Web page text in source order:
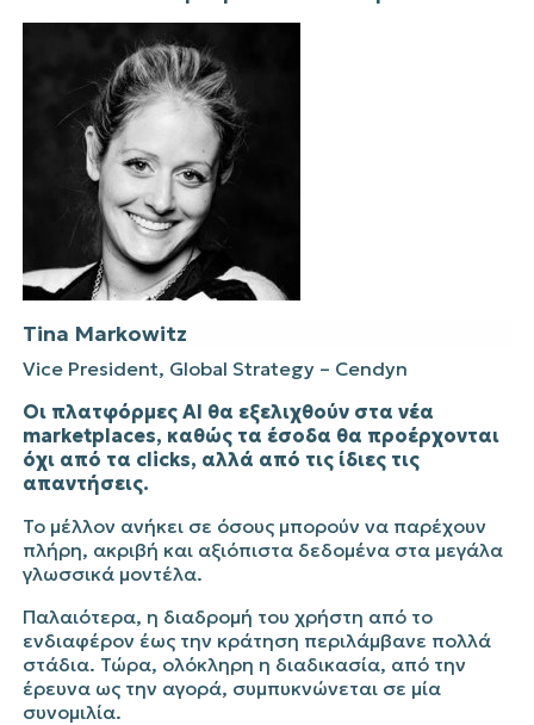
Tina Markowitz
Vice President, Global Strategy – Cendyn
Οι πλατφόρμες AI θα εξελιχθούν στα νέα
marketplaces, καθώς τα έσοδα θα προέρχονται
όχι από τα clicks, αλλά από τις ίδιες τις
απαντήσεις.
Το μέλλον ανήκει σε όσους μπορούν να παρέχουν
πλήρη, ακριβή και αξιόπιστα δεδομένα στα μεγάλα
γλωσσικά μοντέλα.
Παλαιότερα, η διαδρομή του χρήστη από το
ενδιαφέρον έως την κράτηση περιλάμβανε πολλά
στάδια. Τώρα, ολόκληρη η διαδικασία, από την
έρευνα ως την αγορά, συμπυκνώνεται σε μία
συνομιλία.